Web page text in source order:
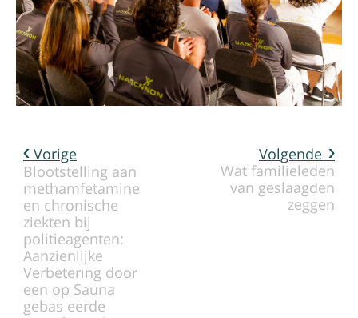
Volgende
Wat familieleden
van geslaagden
zeggen
Vorige
Blootstelling aan
methamfetamine
en chronische
ziekten bij
politieagenten:
Aanzienlijke
Verbetering door
een op Sauna
gebas eerde